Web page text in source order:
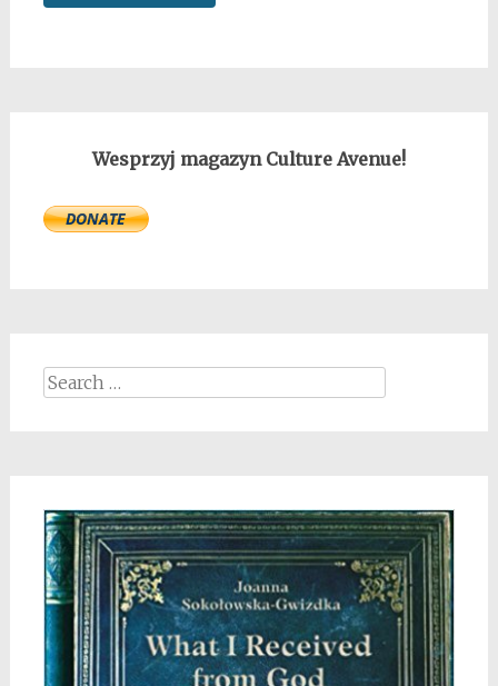
Wesprzyj magazyn Culture Avenue!
Search
for: